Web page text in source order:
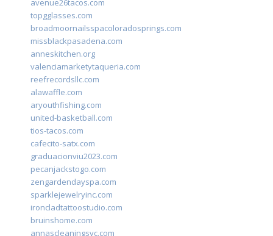
avenue26tacos.com
topgglasses.com
broadmoornailsspacoloradosprings.com
missblackpasadena.com
anneskitchen.org
valenciamarketytaqueria.com
reefrecordsllc.com
alawaffle.com
aryouthfishing.com
united-basketball.com
tios-tacos.com
cafecito-satx.com
graduacionviu2023.com
pecanjackstogo.com
zengardendayspa.com
sparklejewelryinc.com
ironcladtattoostudio.com
bruinshome.com
annascleaningsvc.com